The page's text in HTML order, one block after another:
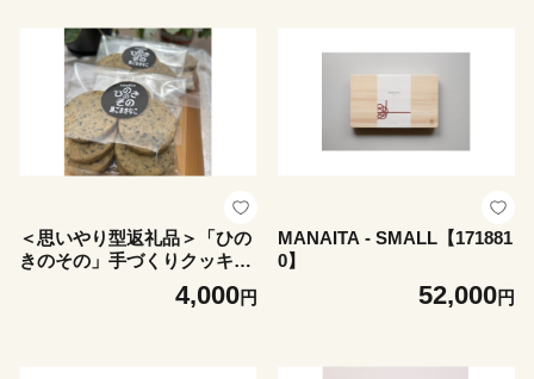
＜思いやり型返礼品＞「ひの
きのその」手づくりクッキー
(黒ごまきなこ)3袋セット【17
4,000円
MANAITA - SMALL【171881
0】
52,000円